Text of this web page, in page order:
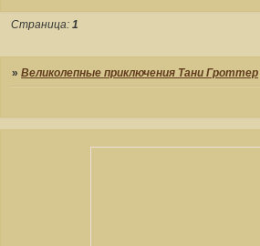
Страница:1
»Великолепные приключения Тани Гроттер